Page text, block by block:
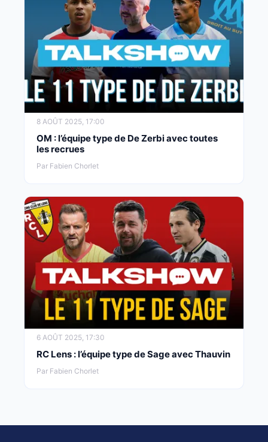
8 AOÛT 2025, 17:00
OM : l’équipe type de De Zerbi avec toutes
les recrues
Par Fabien Chorlet
6 AOÛT 2025, 17:30
RC Lens : l’équipe type de Sage avec Thauvin
Par Fabien Chorlet